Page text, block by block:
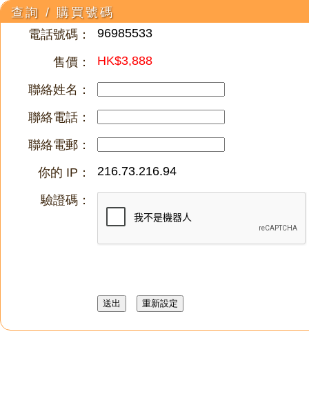
查詢 / 購買號碼
電話號碼：
96985533
售價： HK$3,888
聯絡姓名：
聯絡電話：
聯絡電郵：
你的 IP：
216.73.216.94
驗證碼：